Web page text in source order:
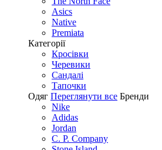
Asics
Native
Premiata
Категорії
Кросівки
Черевики
Сандалі
Tапочки
Одяг Переглянути все Бренди
Nike
Adidas
Jordan
C. P. Company